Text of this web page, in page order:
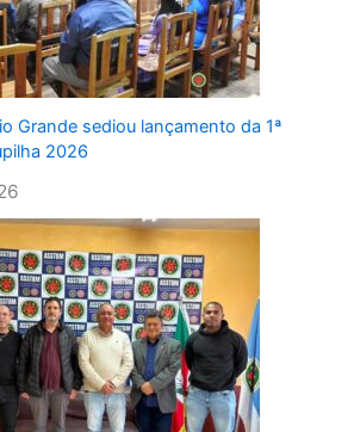
Grande sediou lançamento da 1ª
2026